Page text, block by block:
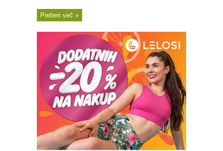
Preberi več »